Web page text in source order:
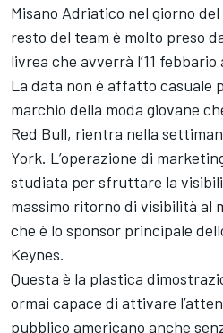
Misano Adriatico nel giorno
resto del team è molto preso
livrea che avverrà l’11 febbario
La data non è affatto casuale
marchio della moda giovane
Red Bull, rientra nella
York. L’operazione di
studiata per sfruttare la
massimo ritorno di visibilità al
che è lo sponsor principale
Keynes.
Questa è la plastica
ormai capace di attivare
pubblico americano anche